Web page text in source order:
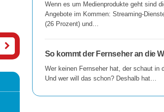
Wenn es um Medienprodukte geht sind
Angebote im Kommen: Streaming-
(26 Prozent) und…
So kommt der Fernseher an die
Wer keinen Fernseher hat, der schaut in
Und wer will das schon? Deshalb hat…